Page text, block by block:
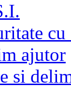
ajutor
si